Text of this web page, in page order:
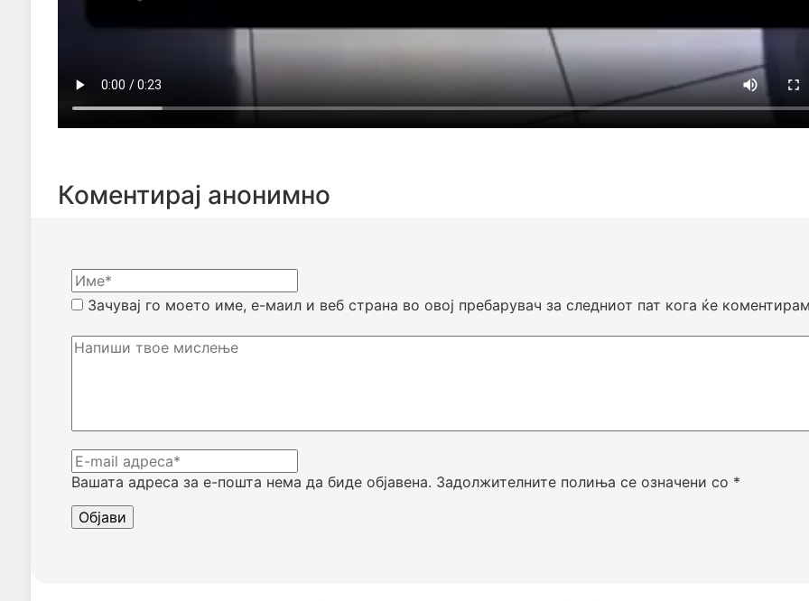
Коментирај анонимно
Вашата адреса за е-пошта нема да биде објавена. Задолжителните полиња се означени со *
Зачувај го моето име, е-маил и веб страна во овој пребарувач за следниот пат кога ќе